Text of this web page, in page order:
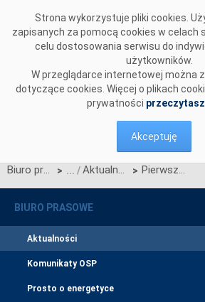
Strona wykorzystuje pliki cookies.
zapisanych za pomocą cookies w
celu dostosowania serwisu do
użytkowników.
W przeglądarce internetowej można
dotyczące cookies. Więcej o plikach
prywatności
Akceptuję
Biuro prasowe > Aktualności > Pierwszy certyfikowany Użytkownik profesjonalny CSIRE – Axpo Polska
BIURO PRASOWE
Aktualności
Komunikaty OSP
Prosto o energetyce